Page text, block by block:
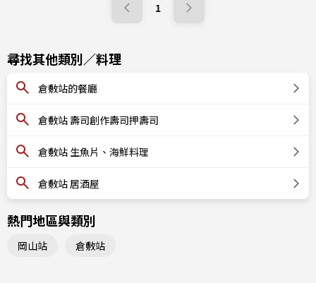
1
尋找其他類別／料理
倉敷站的餐廳
倉敷站 壽司創作壽司押壽司
倉敷站 生魚片、海鮮料理
倉敷站 居酒屋
熱門地區與類別
岡山站 倉敷站